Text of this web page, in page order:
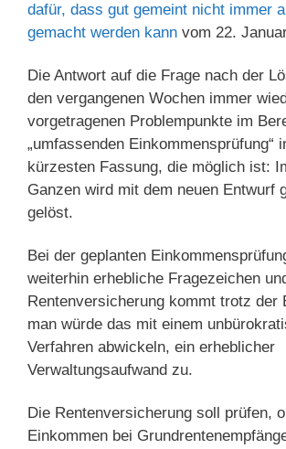
dafür, dass gut gemeint nicht immer
gemacht werden kann vom 22.
Die Antwort auf die Frage nach der
den vergangenen Wochen immer
vorgetragenen Problempunkte im
„umfassenden Einkommensprüfung“
kürzesten Fassung, die möglich ist:
Ganzen wird mit dem neuen Entwurf
gelöst.
Bei der geplanten
weiterhin erhebliche Fragezeichen
Rentenversicherung kommt trotz der
man würde das mit einem
Verfahren abwickeln, ein erheblicher
Verwaltungsaufwand zu.
Die Rentenversicherung soll prüfen,
Einkommen bei